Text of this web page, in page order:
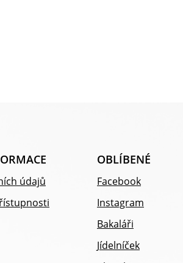
údajů
OBLÍBENÉ
Facebook
Instagram
Bakaláři
Jídelníček